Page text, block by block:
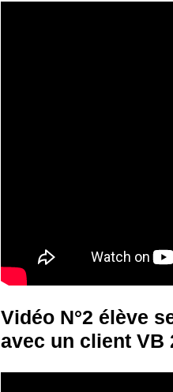
Vidéo N°2 élève
avec un client VB